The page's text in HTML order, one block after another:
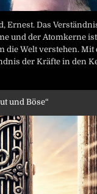
Ernest. Das
und der Atomkerne ist
die Welt verstehen. Mit
der Kräfte in den
und Böse“